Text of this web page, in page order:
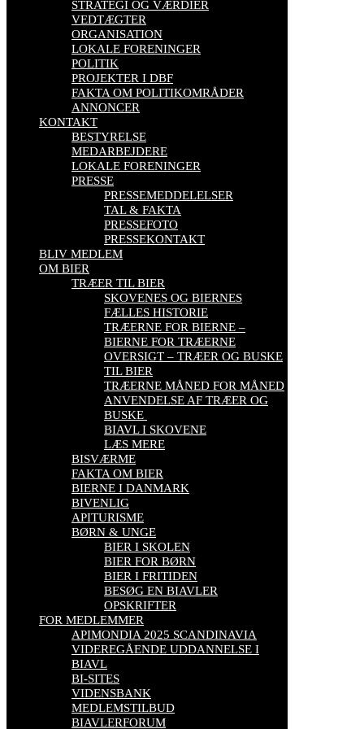
STRATEGI OG VÆRDIER
VEDTÆGTER
ORGANISATION
LOKALE FORENINGER
POLITIK
PROJEKTER I DBF
FAKTA OM POLITIKOMRÅDER
ANNONCER
KONTAKT
BESTYRELSE
MEDARBEJDERE
LOKALE FORENINGER
PRESSE
PRESSEMEDDELELSER
TAL & FAKTA
PRESSEFOTO
PRESSEKONTAKT
BLIV MEDLEM
OM BIER
TRÆER TIL BIER
SKOVENES OG BIERNES
FÆLLES HISTORIE
TRÆERNE FOR BIERNE –
BIERNE FOR TRÆERNE
OVERSIGT – TRÆER OG BUSKE
TIL BIER
TRÆERNE MÅNED FOR MÅNED
ANVENDELSE AF TRÆER OG
BUSKE
BIAVL I SKOVENE
LÆS MERE
BISVÆRME
FAKTA OM BIER
BIERNE I DANMARK
BIVENLIG
APITURISME
BØRN & UNGE
BIER I SKOLEN
BIER FOR BØRN
BIER I FRITIDEN
BESØG EN BIAVLER
OPSKRIFTER
FOR MEDLEMMER
APIMONDIA 2025 SCANDINAVIA
VIDEREGÅENDE UDDANNELSE I
BIAVL
BI-SITES
VIDENSBANK
MEDLEMSTILBUD
BIAVLERFORUM